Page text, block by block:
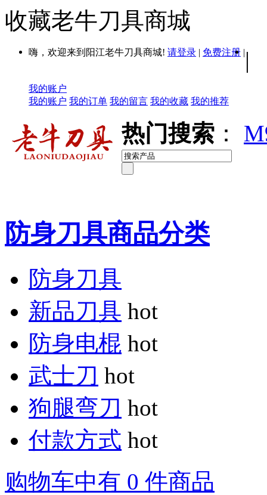
收藏老牛刀具商城
嗨，欢迎来到阳江老牛刀具商城! 请登录 | 免费注册 | |
我的账户
我的账户 我的订单 我的留言 我的收藏 我的推荐
热门搜索 ：
防身刀具商品分类
防身刀具
新品刀具 hot
防身电棍 hot
武士刀 hot
狗腿弯刀 hot
付款方式 hot
购物车中有 0 件商品